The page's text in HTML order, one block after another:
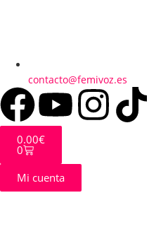
contacto@femivoz.es
0.00€
0
Mi cuenta